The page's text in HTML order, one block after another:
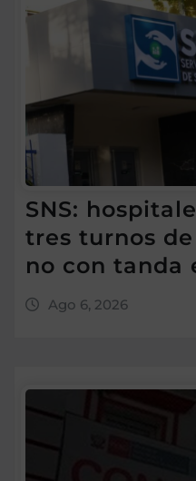
SNS:
tres turnos
no con tanda
Ago 6, 2026